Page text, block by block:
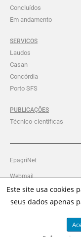
Concluídos
Em andamento
SERVICOS
Laudos
Casan
Concórdia
Porto SFS
PUBLICAÇÕES
Técnico-científicas
Política de Privacidade
Intranet Ciram
Webmail
EpagriNet
Este site usa cookies
seus dados apenas